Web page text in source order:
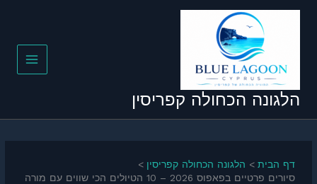
הכחולה קפריסין
הלגונה הכחולה קפריסין
סיורים פרטיים בפאפוס 2026 – 10 הטיולים הכי שווים עם מורה